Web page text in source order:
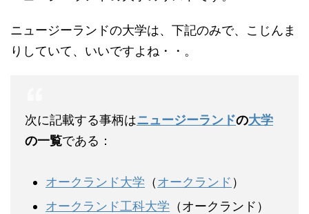
ニュージーランドの大学は、下記のみで、こじんま
りしていて、いいですよね・・。
次に記載する事柄はニュージーランドの大学
の一覧である：
オークランド大学 （オークランド ）
オークランド工科大学 （オークランド）